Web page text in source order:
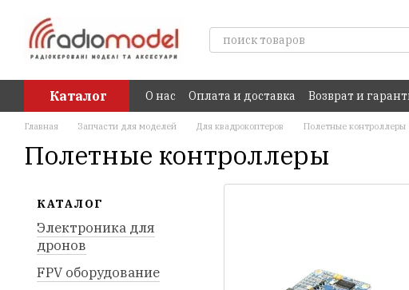
Каталог О нас Оплата и доставка Возврат и
Главная Запчасти для моделей Для квадрокоптеров Полетные контроллеры
Полетные контроллеры
КАТАЛОГ
Электроника для
дронов
FPV оборудование